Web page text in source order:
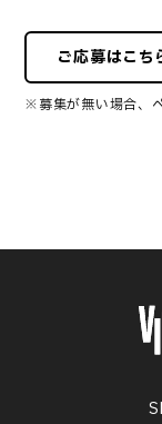
ご応募はこち
※募集が無い場合、